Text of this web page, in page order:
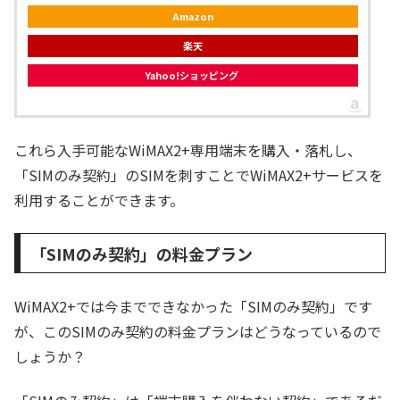
Amazon
楽天
Yahoo!ショッピング
これら入手可能なWiMAX2+専用端末を購入・落札し、
「SIMのみ契約」のSIMを刺すことでWiMAX2+サービスを
利用することができます。
「SIMのみ契約」の料金プラン
WiMAX2+では今までできなかった「SIMのみ契約」です
が、このSIMのみ契約の料金プランはどうなっているので
しょうか？